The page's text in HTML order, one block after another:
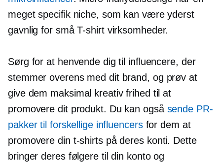
meget specifik niche, som kan være yderst
gavnlig for småT-shirtvirksomheder.
Sørg for at henvende dig til influencere, der
stemmer overens med dit brand, og prøv at
give dem maksimal kreativ frihed til at
promovere dit produkt. Du kan også sende PR-
pakker til forskellige influencersfor dem at
promovere din t-shirtspå deres konti. Dette
bringer deres følgere til din konto og